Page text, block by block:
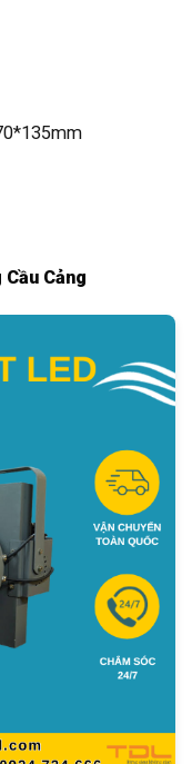
Cầu Cảng